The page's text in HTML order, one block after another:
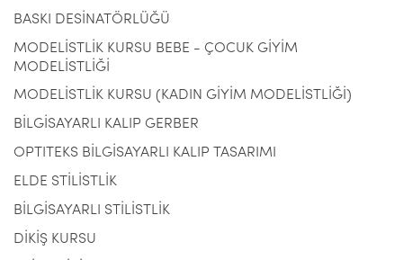
BASKI DESİNATÖRLÜĞÜ
MODELİSTLİK KURSU BEBE - ÇOCUK GİYİM
MODELİSTLİĞİ
MODELİSTLİK KURSU (KADIN GİYİM MODELİSTLİĞİ)
BİLGİSAYARLI KALIP GERBER
OPTITEKS BİLGİSAYARLI KALIP TASARIMI
ELDE STİLİSTLİK
BİLGİSAYARLI STİLİSTLİK
DİKİŞ KURSU